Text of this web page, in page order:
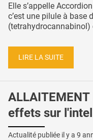
Elle s’appelle
c’est une pilule à base
(tetrahydrocannabinol)
LIRE LA SUITE
ALLAITEMENT
effets sur
Actualité publiée il y a 9